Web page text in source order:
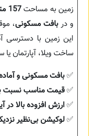
زمین به مساحت157 متر مربع با بر 7 متر
و در بافت مسکونی،
این زمین با دسترسی
ساخت ویلا، آپارتمان
✅بافت مسکونی و
✅قیمت مناسب نسبت
✅ارزش افزوده بالا در
✅لوکیشن بی‌نظیر